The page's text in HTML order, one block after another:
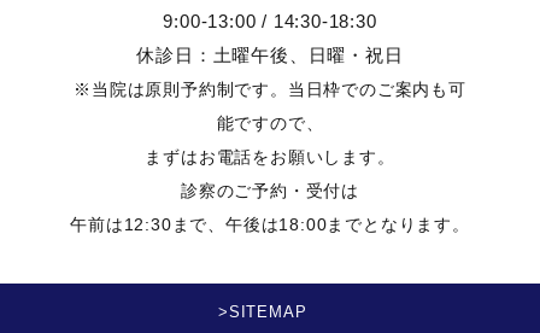
9:00-13:00 / 14:30-18:30
休診日：土曜午後、日曜・祝日
※当院は原則予約制です。当日枠でのご案内も可
能ですので、
まずはお電話をお願いします。
診察のご予約・受付は
午前は12:30まで、午後は18:00までとなります。
>SITEMAP